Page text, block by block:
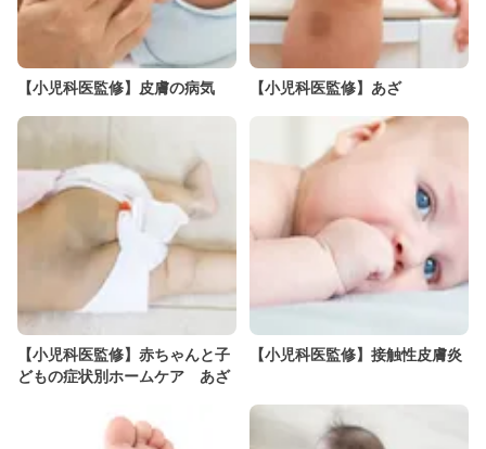
【小児科医監修】皮膚の病気 【小児科医監修】あざ
【小児科医監修】赤ちゃんと子
どもの症状別ホームケア あざ
【小児科医監修】接触性皮膚炎